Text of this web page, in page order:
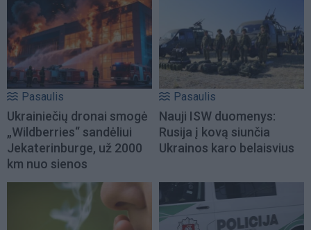
Pasaulis
Ukrainiečių dronai smogė
„Wildberries“ sandėliui
Jekaterinburge, už 2000
km nuo sienos
Pasaulis
Nauji ISW duomenys:
Rusija į kovą siunčia
Ukrainos karo belaisvius